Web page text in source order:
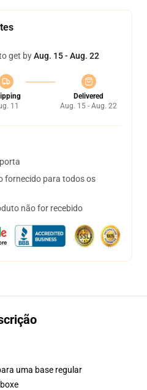
get byAug. 15 - Aug. 22
11
Delivered
Aug. 15 - Aug. 22
fornecido para todos os
não for recebido
uma base regular